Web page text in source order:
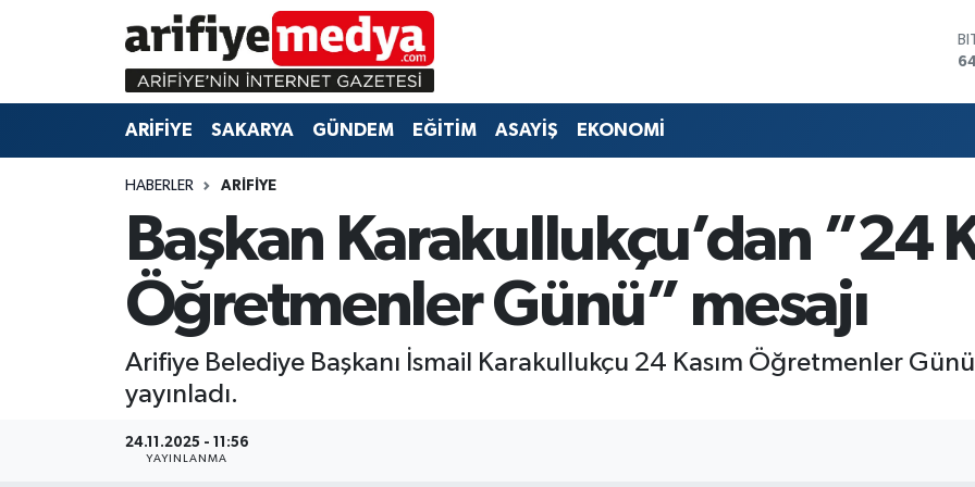
ARİFİYE SAKARYA GÜNDEM EĞİTİM ASAYİŞ EKONOMİ
HABERLER ARİFİYE
Başkan Karakullukçu’dan ”24
Öğretmenler Günü” mesajı
Arifiye Belediye Başkanı İsmail Karakullukçu 24 Kasım Öğretmenler
yayınladı.
24.11.2025 - 11:56
YAYINLANMA
SAKARYA
GÜNDEM
EKONOMİ
GÜNDEM
EĞİTİM
EKONOMİ
Sakarya Hava Durumu
Sakarya Namaz Vakitleri
Sakarya Trafik Yoğunluk Haritası
Süper Lig Puan Durumu ve Fikstür
Tüm Manşetler
Son Dakika Haberleri